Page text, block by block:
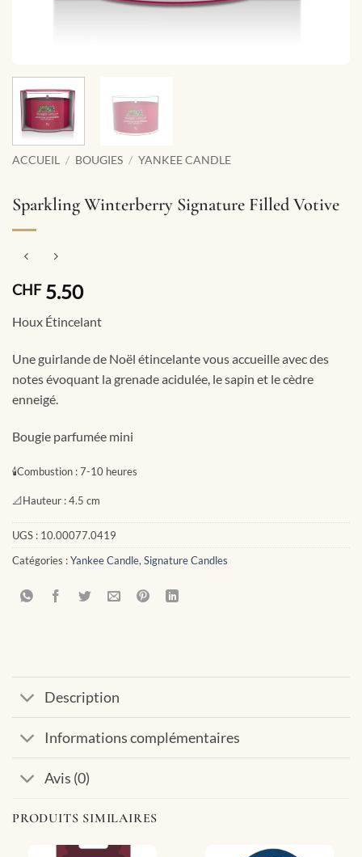
ACCUEIL / BOUGIES / YANKEE CANDLE
Sparkling Winterberry Signature Filled Votive
CHF5.50
Houx Étincelant
Une guirlande de Noël étincelante vous accueille avec des
notes évoquant la grenade acidulée, le sapin et le cèdre
enneigé.
Bougie parfumée mini
🕯Combustion :7-10 heures
📐Hauteur :4.5 cm
UGS : 10.00077.0419
Catégories :Yankee Candle, Signature Candles
Description
Informations complémentaires
Avis (0)
PRODUITS SIMILAIRES